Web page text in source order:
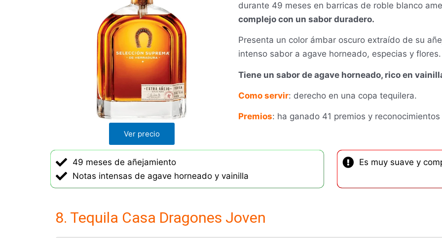
Ver precio
durante 49 meses en barricas de roble blanco
complejo con un sabor duradero.
Presenta un color ámbar oscuro extraído de su
intenso sabor a agave horneado, especias y flores.
Tiene un sabor de agave horneado, rico en
Como servir: derecho en una copa tequilera.
Premios: ha ganado 41 premios y
49 meses de añejamiento
Notas intensas de agave horneado y vainilla
Es muy suave y
8. Tequila Casa Dragones Joven